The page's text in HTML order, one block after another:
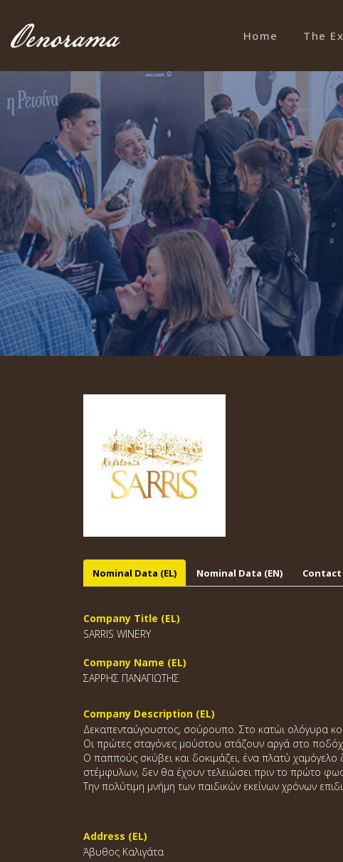
Home The
Nominal Data (EL) Nominal Data (EN)
Company Title (EL)
SARRIS WINERY
Company Name (EL)
ΣΑΡΡΗΣ ΠΑΝΑΓΙΩΤΗΣ
Company Description (EL)
Δεκαπενταύγουστος, σούρουπο. Στο κατώι ολόγυρα
Οι πρώτες σταγόνες μούστου στάζουν αργά στο
Ο παππούς σκύβει και δοκιμάζει, ένα πλατύ χαμόγελο
στέμφυλων, δεν θα έχουν τελειώσει πριν το πρώτο
Την πολύτιμη μνήμη των παιδικών εκείνων χρόνων
Address (EL)
Άβυθος Καλιγάτα